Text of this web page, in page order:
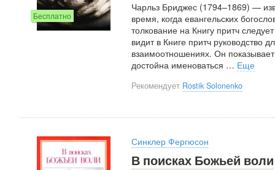
Бесплатно
Чарльз Бриджес (1794–1869) —
время, когда евангельских
толкование на Книгу притч
видит в Книге притч руководство
взаимоотношениях. Он
достойна именоваться … Еще
Рекомендует Rostik Solonenko
Синклер Фергюсон
В поисках Божьей воли